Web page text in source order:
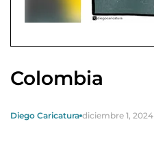
Colombia
Diego Caricatura diciembre 1, 2024